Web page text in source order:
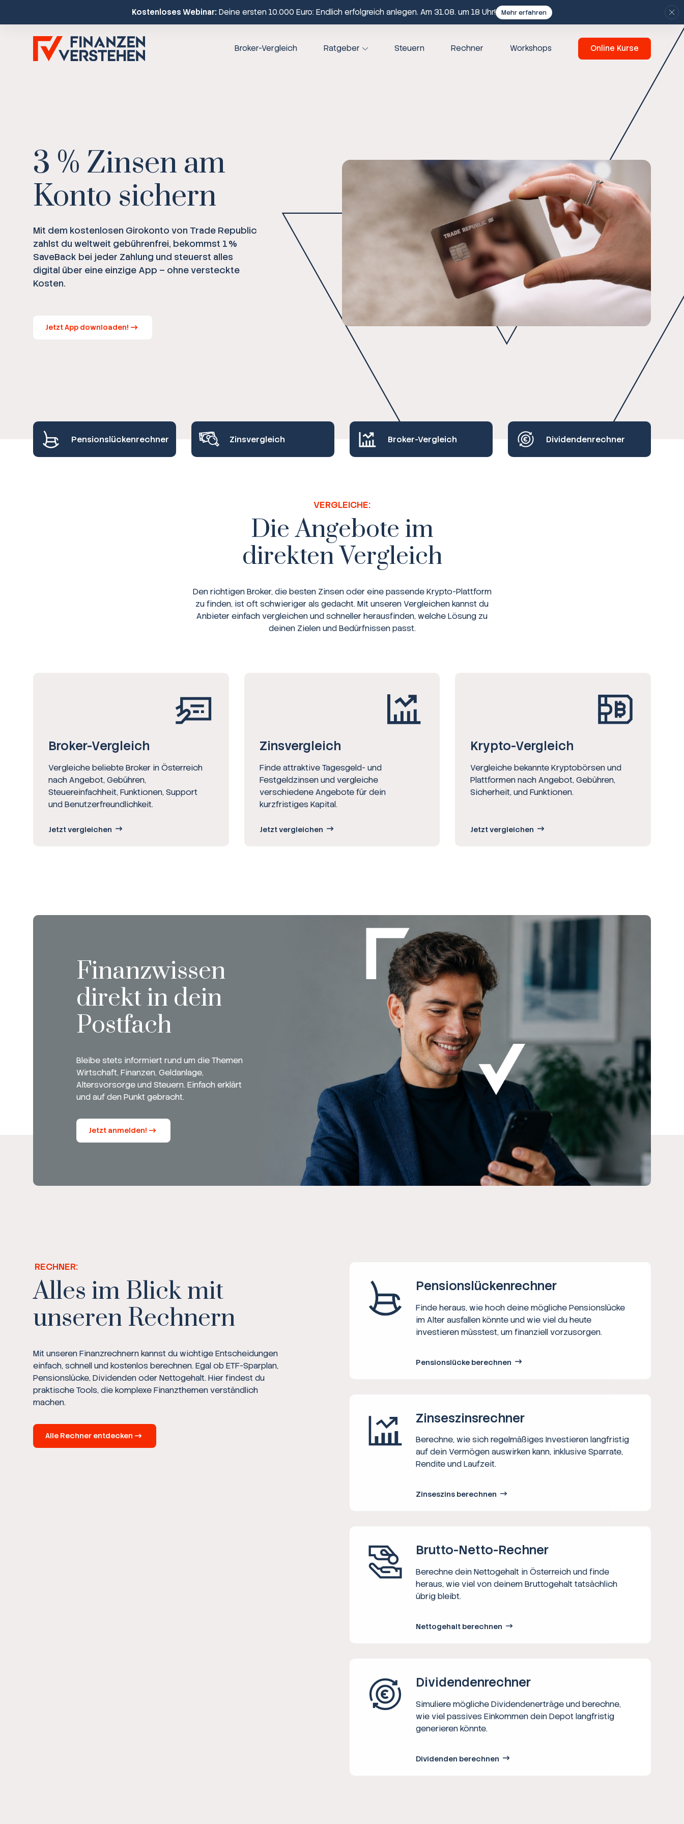
Kostenloses Webinar: Deine ersten 10.000 Euro: Endlich erfolgreich anlegen. Am 31.08. um 18 Uhr! Mehr erfahren
Broker-Vergleich Ratgeber Steuern Rechner Workshops Online Kurse
Broker-Vergleich
Zinsvergleich
Ratgeber
Steuern
3 % Zinsen am
Konto sichern
Mit dem kostenlosen Girokonto von Trade Republic
zahlst du weltweit gebührenfrei, bekommst 1 %
SaveBack bei jeder Zahlung und steuerst alles
digital über eine einzige App – ohne versteckte
Kosten.
Jetzt App downloaden!
Pensionslückenrechner Zinsvergleich Broker-Vergleich Dividendenrechner
VERGLEICHE:
Die Angebote im
direkten Vergleich
Den richtigen Broker, die besten Zinsen oder eine passende Krypto-Plattform
zu finden, ist oft schwieriger als gedacht. Mit unseren Vergleichen kannst du
Anbieter einfach vergleichen und schneller herausfinden, welche Lösung zu
deinen Zielen und Bedürfnissen passt.
Broker-Vergleich
Vergleiche beliebte Broker in Österreich
nach Angebot, Gebühren,
Steuereinfachheit, Funktionen, Support
und Benutzerfreundlichkeit.
Jetzt vergleichen
Zinsvergleich
Finde attraktive Tagesgeld- und
Festgeldzinsen und vergleiche
verschiedene Angebote für dein
kurzfristiges Kapital.
Jetzt vergleichen
Krypto-Vergleich
Vergleiche bekannte Kryptobörsen und
Plattformen nach Angebot, Gebühren,
Sicherheit, und Funktionen.
Jetzt vergleichen
Finanzwissen
direkt in dein
Postfach
Bleibe stets informiert rund um die Themen
Wirtschaft, Finanzen, Geldanlage,
Altersvorsorge und Steuern. Einfach erklärt
und auf den Punkt gebracht.
Jetzt anmelden!
RECHNER:
Alles im Blick mit
unseren Rechnern
Mit unseren Finanzrechnern kannst du wichtige Entscheidungen
einfach, schnell und kostenlos berechnen. Egal ob ETF-Sparplan,
Pensionslücke, Dividenden oder Nettogehalt. Hier findest du
praktische Tools, die komplexe Finanzthemen verständlich
machen.
Alle Rechner entdecken
Pensions­lücken­rechner
Finde heraus, wie hoch deine mögliche Pensionslücke
im Alter ausfallen könnte und wie viel du heute
investieren müsstest, um finanziell vorzusorgen.
Pensionslücke berechnen
Zinseszins­rechner
Berechne, wie sich regelmäßiges Investieren langfristig
auf dein Vermögen auswirken kann, inklusive Sparrate,
Rendite und Laufzeit.
Zinseszins berechnen
Brutto-Netto-­Rechner
Berechne dein Nettogehalt in Österreich und finde
heraus, wie viel von deinem Bruttogehalt tatsächlich
übrig bleibt.
Nettogehalt berechnen
Dividenden­rechner
Simuliere mögliche Dividendenerträge und berechne,
wie viel passives Einkommen dein Depot langfristig
generieren könnte.
Dividenden berechnen